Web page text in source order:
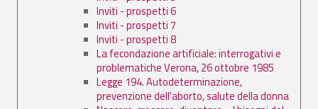
Inviti - prospetti 6
Inviti - prospetti 7
Inviti - prospetti 8
La fecondazione artificiale: interrogativi e
problematiche Verona, 26 ottobre 1985
Legge 194. Autodeterminazione,
prevenzione dell'aborto, salute della donna